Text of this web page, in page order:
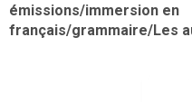
émissions/immersion en
français/grammaire/Les